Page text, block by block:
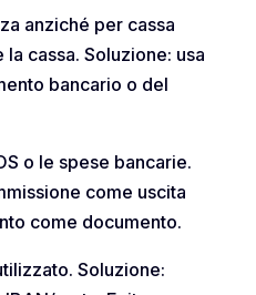
anziché per cassa
cassa. Soluzione: usa
bancario o del
o le spese bancarie.
come uscita
come documento.
Soluzione: